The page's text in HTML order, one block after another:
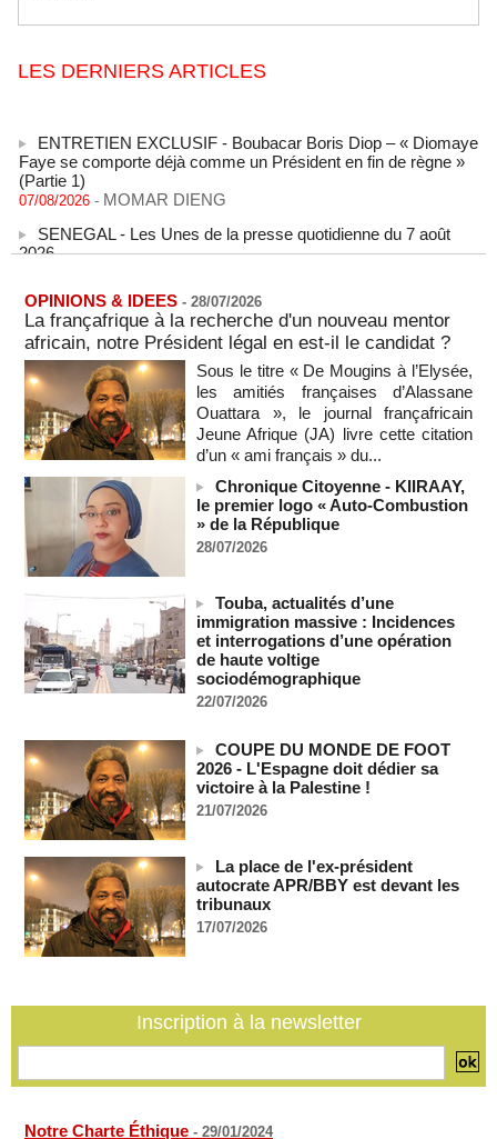
LES DERNIERS ARTICLES
Faye se comporte déjà comme un Président en fin de règne »
(Partie 1)
07/08/2026
2026
07/08/2026 -MOMO ALADJI
L'Iran annonce le démantèlement d'un réseau du Mossad
dans la province de Kerman
06/08/2026 -
Cédéao : le PAPS veut renforcer son efficacité opérationnelle
06/08/2026 -
L'armée nigériane obtient une hausse salariale historique
06/08/2026 -
Au Nigeria, plus de 300 victimes d’enlèvements ont été
libérées
06/08/2026 -
Au Nigeria, plus de 300 victimes d’enlèvements ont été
libérées
06/08/2026 -
Soutenir l’intégrité de l’information à Sao Tomé-et-Principe à
l’approche des élections
06/08/2026 -
Taïwan bloque un pont stratégique lors de la simulation d'une
Les Bourses mondiales suspendues au Moyen-Orient,
records en Europe
06/08/2026 -
Soudan du Sud : Les avocats de Riek Machar sollicitent un
06/08/2026 -
France-Algérie: l'affaire Mehdi Laribi relance la coopération
policière contre le narcotrafic
06/08/2026 -
OPINIONS & IDEES - 28/07/2026
La françafrique à la recherche d'un nouveau mentor
africain, notre Président légal en est-il le candidat ?
Sous le titre « De Mougins à l’Elysée,
les amitiés françaises d’Alassane
Ouattara », le journal françafricain
Jeune Afrique (JA) livre cette citation
d’un « ami français » du...
Chronique Citoyenne - KIIRAAY,
le premier logo « Auto-Combustion
» de la République
28/07/2026
Touba, actualités d’une
immigration massive : Incidences
et interrogations d’une opération
de haute voltige
sociodémographique
22/07/2026
COUPE DU MONDE DE FOOT
2026 - L'Espagne doit dédier sa
victoire à la Palestine !
21/07/2026
La place de l'ex-président
autocrate APR/BBY est devant les
tribunaux
17/07/2026
Inscription à la newsletter
Notre Charte Éthique - 29/01/2024